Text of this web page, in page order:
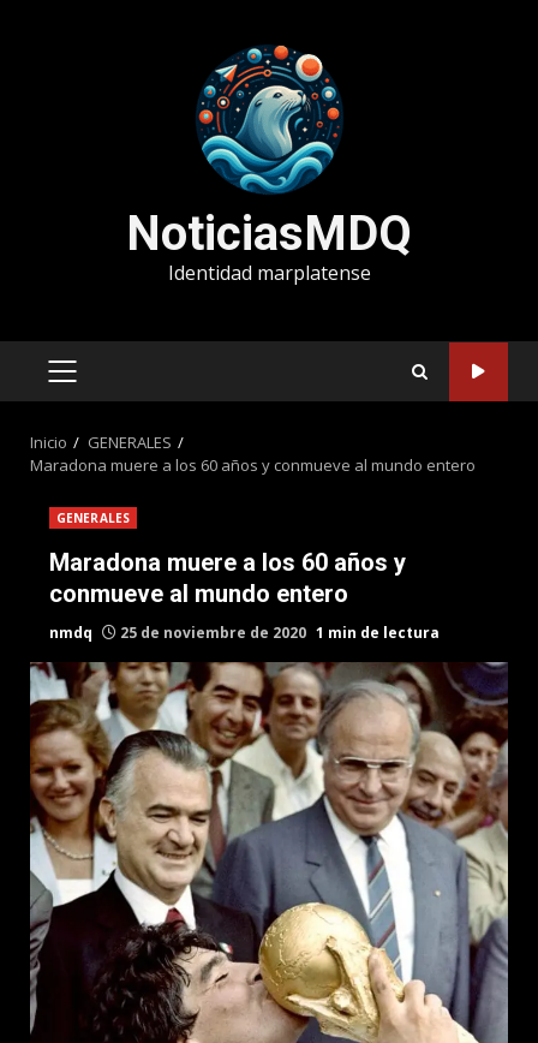
NoticiasMDQ
Identidad marplatense
MENÚ
Inicio
GENERALES
Maradona muere a los 60 años y conmueve al mundo entero
GENERALES
Maradona muere a los 60 años y
conmueve al mundo entero
nmdq 25 de noviembre de 2020 1 min de lectura